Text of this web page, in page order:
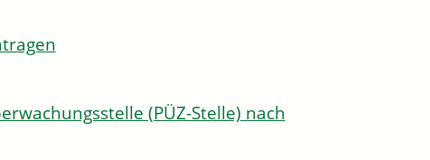
(PÜZ-Stelle) nach